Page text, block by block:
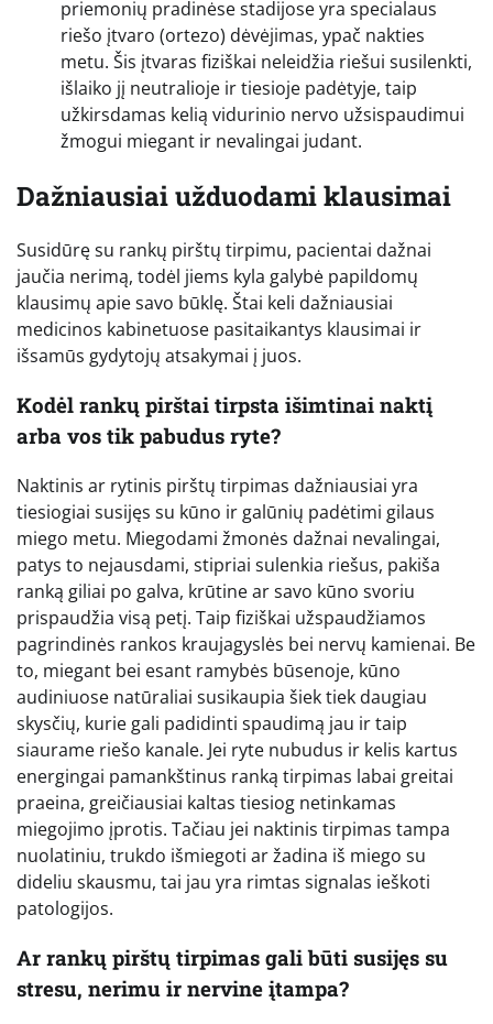
priemonių pradinėse stadijose yra specialaus
riešo įtvaro (ortezo) dėvėjimas, ypač nakties
metu. Šis įtvaras fiziškai neleidžia riešui susilenkti,
išlaiko jį neutralioje ir tiesioje padėtyje, taip
užkirsdamas kelią vidurinio nervo užsispaudimui
žmogui miegant ir nevalingai judant.
Dažniausiai užduodami klausimai
Susidūrę su rankų pirštų tirpimu, pacientai dažnai
jaučia nerimą, todėl jiems kyla galybė papildomų
klausimų apie savo būklę. Štai keli dažniausiai
medicinos kabinetuose pasitaikantys klausimai ir
išsamūs gydytojų atsakymai į juos.
Kodėl rankų pirštai tirpsta išimtinai naktį
arba vos tik pabudus ryte?
Naktinis ar rytinis pirštų tirpimas dažniausiai yra
tiesiogiai susijęs su kūno ir galūnių padėtimi gilaus
miego metu. Miegodami žmonės dažnai nevalingai,
patys to nejausdami, stipriai sulenkia riešus, pakiša
ranką giliai po galva, krūtine ar savo kūno svoriu
prispaudžia visą petį. Taip fiziškai užspaudžiamos
pagrindinės rankos kraujagyslės bei nervų kamienai. Be
to, miegant bei esant ramybės būsenoje, kūno
audiniuose natūraliai susikaupia šiek tiek daugiau
skysčių, kurie gali padidinti spaudimą jau ir taip
siaurame riešo kanale. Jei ryte nubudus ir kelis kartus
energingai pamankštinus ranką tirpimas labai greitai
praeina, greičiausiai kaltas tiesiog netinkamas
miegojimo įprotis. Tačiau jei naktinis tirpimas tampa
nuolatiniu, trukdo išmiegoti ar žadina iš miego su
dideliu skausmu, tai jau yra rimtas signalas ieškoti
patologijos.
Ar rankų pirštų tirpimas gali būti susijęs su
stresu, nerimu ir nervine įtampa?